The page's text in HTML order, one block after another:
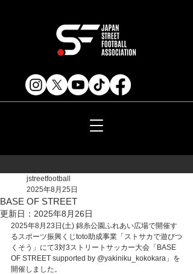
BASE OF STREET
jstreetfootball
2025年8月25日
更新日： 2025年8月26日
2025年8月23日(土) 錦糸公園ふれあい広場で開催す
るスポーツ振興くじtoto助成事業「ストサカで遊びつ
くそう」にて3対3ストリートサッカー大会「BASE
OF STREET supported by @yakiniku_kokokara」を
開催しました。